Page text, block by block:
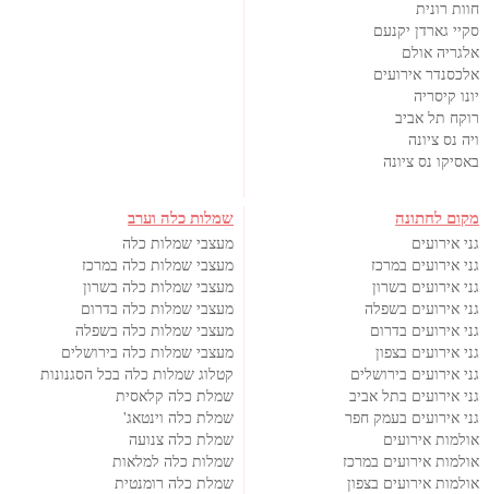
חוות רונית
סקיי גארדן יקנעם
אלגריה אולם
אלכסנדר אירועים
יונו קיסריה
רוקח תל אביב
ויה נס ציונה
באסיקו נס ציונה
מקום לחתונה
גני אירועים
גני אירועים במרכז
גני אירועים בשרון
גני אירועים בשפלה
גני אירועים בדרום
גני אירועים בצפון
גני אירועים בירושלים
גני אירועים בתל אביב
גני אירועים בעמק חפר
אולמות אירועים
אולמות אירועים במרכז
אולמות אירועים בצפון
שמלות כלה וערב
מעצבי שמלות כלה
מעצבי שמלות כלה במרכז
מעצבי שמלות כלה בשרון
מעצבי שמלות כלה בדרום
מעצבי שמלות כלה בשפלה
מעצבי שמלות כלה בירושלים
קטלוג שמלות כלה בכל הסגנונות
שמלת כלה קלאסית
שמלת כלה וינטאג'
שמלת כלה צנועה
שמלות כלה למלאות
שמלת כלה רומנטית